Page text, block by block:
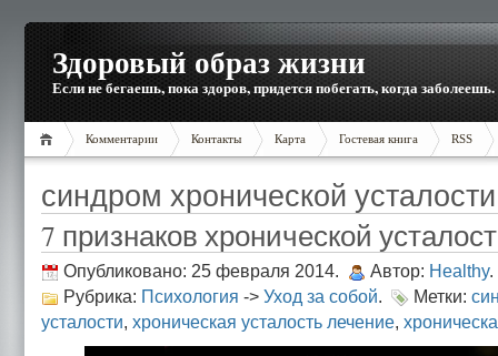
Здоровый образ жизни
Если не бегаешь, пока здоров, придется побегать, когда заболеешь.
Комментарии Контакты Карта Гостевая книга RSS
синдром хронической усталости
7 признаков хронической
Опубликовано: 25 февраля 2014. Автор: Healthy.
Рубрика: Психология -> Уход за собой. Метки:
усталости, хроническая усталость лечение,